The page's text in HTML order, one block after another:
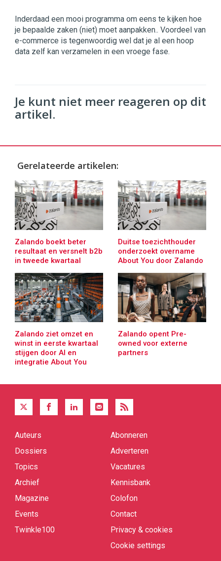
Inderdaad een mooi programma om eens te kijken hoe
je bepaalde zaken (niet) moet aanpakken.. Voordeel van
e-commerce is tegenwoordig wel dat je al een hoop
data zelf kan verzamelen in een vroege fase.
Je kunt niet meer reageren op dit
artikel.
Gerelateerde artikelen:
Zalando boekt beter
resultaat en versnelt b2b
in tweede kwartaal
Duitse toezichthouder
onderzoekt overname
About You door Zalando
Zalando ziet omzet en
winst in eerste kwartaal
stijgen door AI en
integratie About You
Zalando opent Pre-
owned voor externe
partners
Quick
Auteurs
Dossiers
Topics
Archief
Magazine
Events
Twinkle100
Abonneren
Adverteren
Vacatures
Kennisbank
Colofon
Contact
Privacy & cookies
Cookie settings